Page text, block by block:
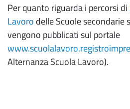
Per quanto riguarda i percorsi di
Lavoro delle Scuole secondarie
vengono pubblicati sul portale
Alternanza Scuola Lavoro).